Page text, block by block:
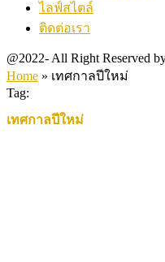
ไลฟ์สไตล์
ติดต่อเรา
@2022- All Right Reserved
Home » เทศกาลปีใหม่
Tag:
เทศกาลปีใหม่